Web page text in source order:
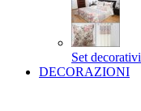
Set decorativi
DECORAZIONI